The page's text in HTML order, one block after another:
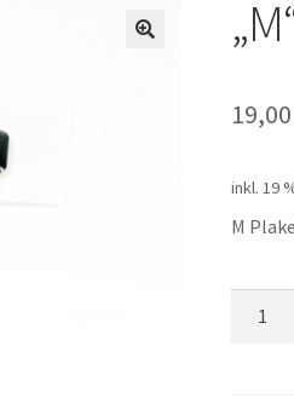
19,00
inkl. 19
M